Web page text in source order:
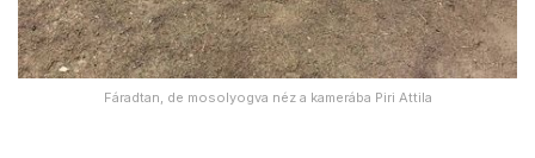
Fáradtan, de mosolyogva néz a kamerába Piri Attila